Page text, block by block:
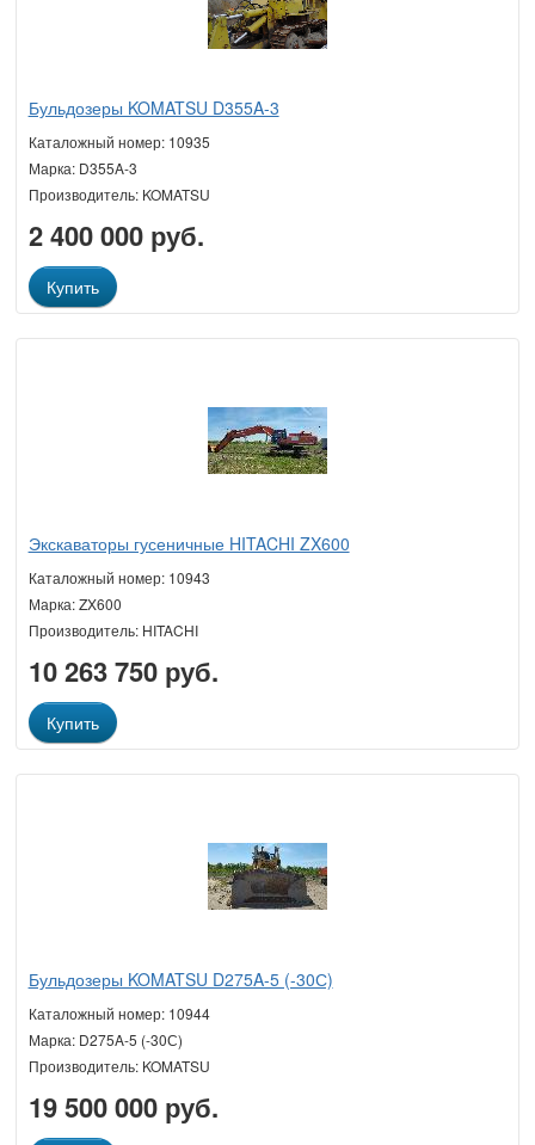
Бульдозеры KOMATSU D355A-3
Каталожный номер: 10935
Марка: D355A-3
Производитель: KOMATSU
2 400 000 руб.
Купить
Экскаваторы гусеничные HITACHI ZX600
Каталожный номер: 10943
Марка: ZX600
Производитель: HITACHI
10 263 750 руб.
Купить
Бульдозеры KOMATSU D275A-5 (-30С)
Каталожный номер: 10944
Марка: D275A-5 (-30С)
Производитель: KOMATSU
19 500 000 руб.